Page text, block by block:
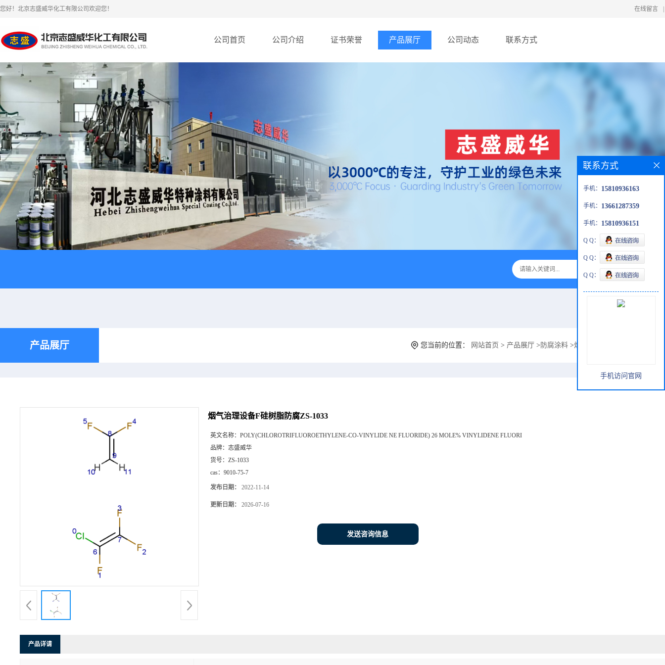
您好！北京志盛威华化工有限公司欢迎您！ 在线留言
公司首页 公司介绍 证书荣誉 产品展厅 公司动态 联系方式
产品展厅 您当前的位置： 网站首页 > 产品展厅 > 防腐涂料 >烟气治理设备F硅树脂防腐
烟气治理设备F硅树脂防腐ZS-1033
英文名称： POLY(CHLOROTRIFLUOROETHYLENE-CO-VINYLIDE NE FLUORIDE) 26 MOLE% VINYLIDENE FLUORI
品牌： 志盛威华
货号： ZS-1033
cas： 9010-75-7
发布日期： 2022-11-14
更新日期： 2026-07-16
发送咨询信息
产品详请
联系方式
手机： 15810936163
手机： 13661287359
手机： 15810936151
Q Q：
Q Q：
Q Q：
手机访问官网